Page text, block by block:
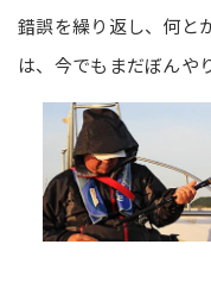
錯誤を繰り返し、何と
は、今でもまだぼんや